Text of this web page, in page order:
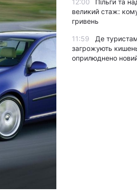
12:00
Пільги та
великий стаж:
гривень
11:59
Де
загрожують
оприлюднено